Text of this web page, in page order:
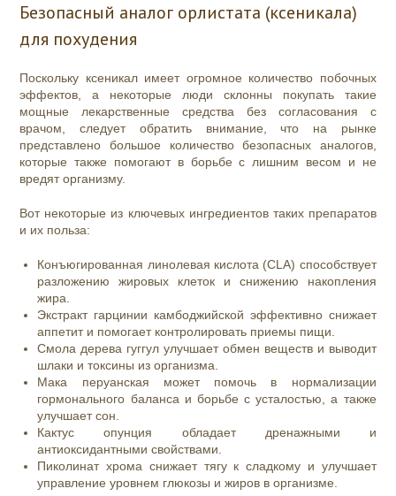
Безопасный аналог орлистата (ксеникала)
для похудения
Поскольку ксеникал имеет огромное количество побочных
эффектов, а некоторые люди склонны покупать такие
мощные лекарственные средства без согласования с
врачом, следует обратить внимание, что на рынке
представлено большое количество безопасных аналогов,
которые также помогают в борьбе с лишним весом и не
вредят организму.
Вот некоторые из ключевых ингредиентов таких препаратов
и их польза:
Конъюгированная линолевая кислота (CLA) способствует
разложению жировых клеток и снижению накопления
жира.
Экстракт гарцинии камбоджийской эффективно снижает
аппетит и помогает контролировать приемы пищи.
Смола дерева гуггул улучшает обмен веществ и выводит
шлаки и токсины из организма.
Мака перуанская может помочь в нормализации
гормонального баланса и борьбе с усталостью, а также
улучшает сон.
Кактус опунция обладает дренажными и
антиоксидантными свойствами.
Пиколинат хрома снижает тягу к сладкому и улучшает
управление уровнем глюкозы и жиров в организме.